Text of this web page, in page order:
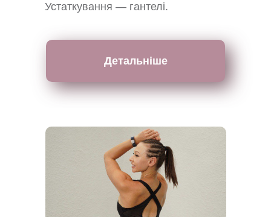
Устаткування — гантелі.
Детальніше